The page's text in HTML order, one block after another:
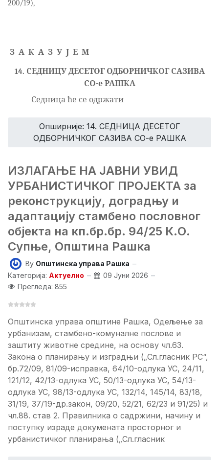
200/19),
З А К А З У Ј Е М
14. СЕДНИЦУ ДЕСЕТОГ ОДБОРНИЧКОГ САЗИВА
СО-е РАШКА
Седница ће се одржати
Опширније: 14. СЕДНИЦА ДЕСЕТОГ
ОДБОРНИЧКОГ САЗИВА СО-е РАШКА
ИЗЛАГАЊЕ НА ЈАВНИ УВИД
УРБАНИСТИЧКОГ ПРОЈЕКТА за
реконструкцију, доградњу и
адаптацију стамбено пословног
објекта на кп.бр.бр. 94/25 К.О.
Супње, Општина Рашка
By Општинска управа Рашка
Категорија: Актуелно
09 Јуни 2026
Прегледа: 855
Општинска управа општине Рашка, Одељење за
урбанизам, стамбено-комуналне послове и
заштиту животне средине, на основу чл.63.
Закона о планирању и изградњи („Сл.гласник РС“,
бр.72/09, 81/09-исправка, 64/10-одлука УС, 24/11,
121/12, 42/13-одлука УС, 50/13-одлука УС, 54/13-
одлука УС, 98/13-одлука УС, 132/14, 145/14, 83/18,
31/19, 37/19-др.закон, 09/20, 52/21, 62/23 и 91/25) и
чл.88. став 2. Правилника о садржини, начину и
поступку израде докумената просторног и
урбанистичког планирања („Сл.гласник